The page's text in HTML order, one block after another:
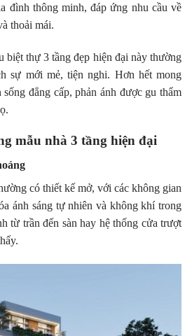
đình thông minh, đáp ứng nhu cầu về
thoải mái.
biệt thự 3 tầng đẹp hiện đại này thường
sự mới mẻ, tiện nghi. Hơn hết mong
đẳng cấp, phản ánh được gu thẩm
mẫu nhà 3 tầng hiện đại
có thiết kế mở, với các không gian
ánh sáng tự nhiên và không khí trong
từ trần đến sàn hay hệ thống cửa trượt